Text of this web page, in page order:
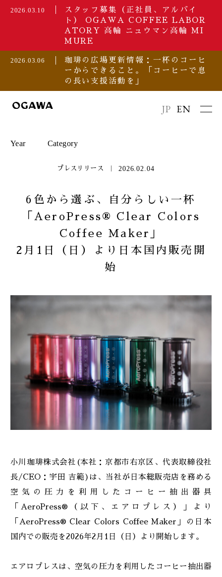
2026.03.10
スタッフ募集（正社員、アルバイ
ト） OGAWA COFFEE LABOR
ATORY 高輪 ニュウマン高輪 MI
MURE
2026.03.06
珈琲の広場更新情報：一杯のコーヒ
ーからできること。「コーヒーで息
の長い支援活動を」
JP EN
Year
2025
2024
2023
2022
2021
2020
Category
プレスリリース
お知らせ
商品
重要なお知らせ
プレスリリース 2026.02.04
6色から選ぶ、自分らしい一杯
「AeroPress® Clear Colors
Coffee Maker」
2月1日（日）より日本国内販売開
始
小川珈琲株式会社(本社：京都市右京区、代表取締役社
長/CEO：宇田 吉範)は、当社が日本総販売店を務める
空気の圧力を利用したコーヒー抽出器具
「AeroPress®（以下、エアロプレス）」より
「AeroPress® Clear Colors Coffee Maker」の日本
国内での販売を2026年2月1日（日）より開始します。
エアロプレスは、空気の圧力を利用したコーヒー抽出器